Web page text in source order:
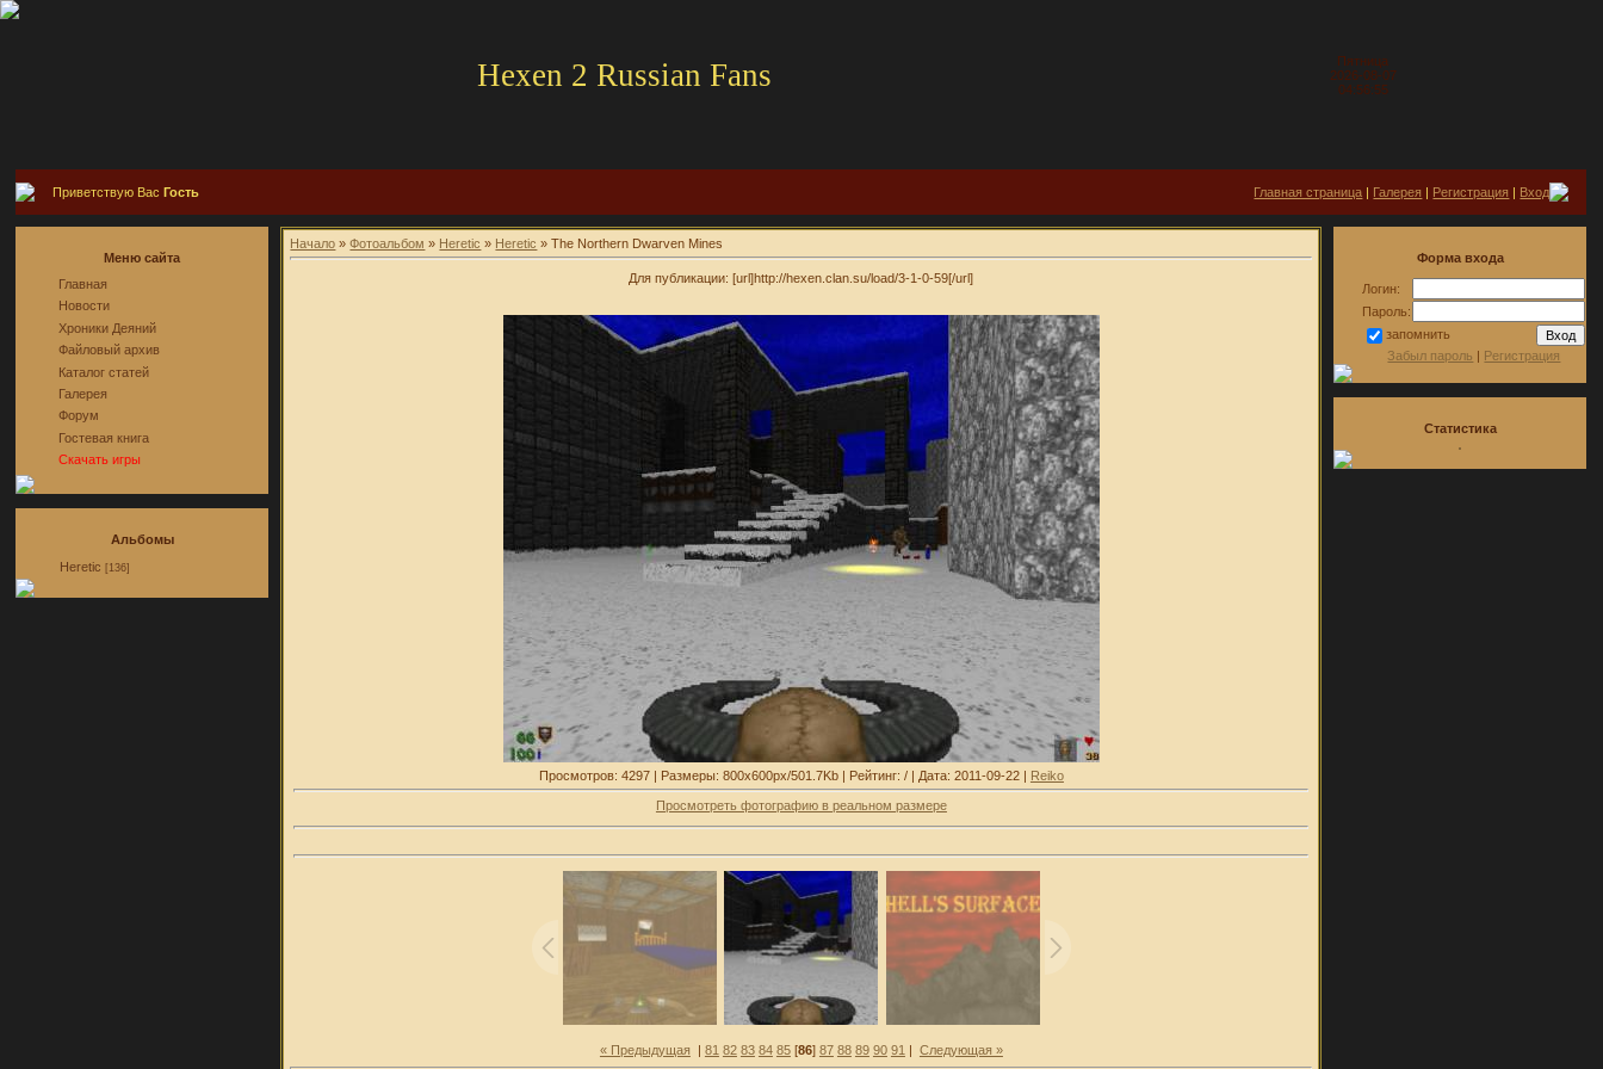
Hexen 2 Russian Fans
Пятница
2026-08-07
04:56:55
Приветствую ВасГость Главная страница | Галерея | Регистрация | Вход
Меню сайта
Главная
Новости
Хроники Деяний
Файловый архив
Каталог статей
Галерея
Форум
Гостевая книга
Скачать игры
Альбомы
Heretic [136]
Начало »Фотоальбом » Heretic » Heretic » The Northern Dwarven Mines
Для публикации: [url]http://hexen.clan.su/load/3-1-0-59[/url]
Просмотров: 4297 | Размеры: 800x600px/501.7Kb | Рейтинг: / | Дата: 2011-09-22 | Reiko
Просмотреть фотографию в реальном размере
« Предыдущая | 81 82 83 84 85[86] 87 88 89 90 91 | Следующая »
Форма входа
Логин:
Пароль:
запомнить
Забыл пароль | Регистрация
Статистика